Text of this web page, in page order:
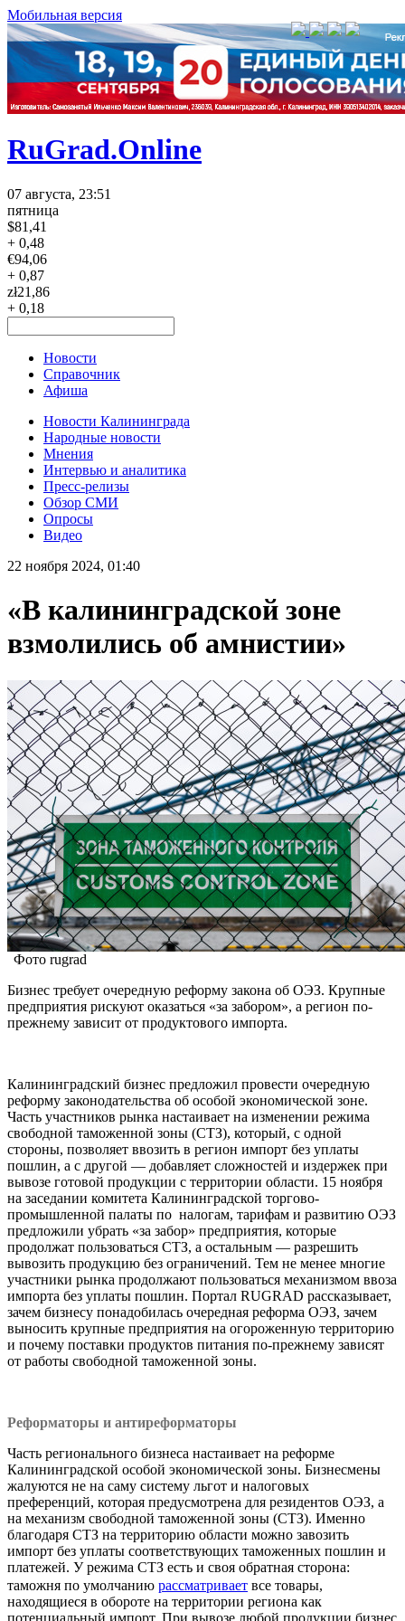
Мобильная версия
RuGrad.Online
07 августа, 23:51
пятница
$81,41
+ 0,48
€94,06
+ 0,87
zł21,86
+ 0,18
Новости
Справочник
Афиша
Новости Калининграда
Народные новости
Мнения
Интервью и аналитика
Пресс-релизы
Обзор СМИ
Опросы
Видео
22 ноября 2024, 01:40
«В калининградской зоне
взмолились об амнистии»
Фото rugrad
Бизнес требует очередную реформу закона об ОЭЗ. Крупные
предприятия рискуют оказаться «за забором», а регион по-
прежнему зависит от продуктового импорта.
Калининградский бизнес предложил провести очередную
реформу законодательства об особой экономической зоне.
Часть участников рынка настаивает на изменении режима
свободной таможенной зоны (СТЗ), который, с одной
стороны, позволяет ввозить в регион импорт без уплаты
пошлин, а с другой — добавляет сложностей и издержек при
вывозе готовой продукции с территории области. 15 ноября
на заседании комитета Калининградской торгово-
промышленной палаты по налогам, тарифам и развитию ОЭЗ
предложили убрать «за забор» предприятия, которые
продолжат пользоваться СТЗ, а остальным — разрешить
вывозить продукцию без ограничений. Тем не менее многие
участники рынка продолжают пользоваться механизмом ввоза
импорта без уплаты пошлин. Портал RUGRAD рассказывает,
зачем бизнесу понадобилась очередная реформа ОЭЗ, зачем
выносить крупные предприятия на огороженную территорию
и почему поставки продуктов питания по-прежнему зависят
от работы свободной таможенной зоны.
Реформаторы и антиреформаторы
Часть регионального бизнеса настаивает на реформе
Калининградской особой экономической зоны. Бизнесмены
жалуются не на саму систему льгот и налоговых
преференций, которая предусмотрена для резидентов ОЭЗ, а
на механизм свободной таможенной зоны (СТЗ). Именно
благодаря СТЗ на территорию области можно завозить
импорт без уплаты соответствующих таможенных пошлин и
платежей. У режима СТЗ есть и своя обратная сторона:
таможня по умолчанию рассматривает все товары,
находящиеся в обороте на территории региона как
потенциальный импорт. При вывозе любой продукции бизнес